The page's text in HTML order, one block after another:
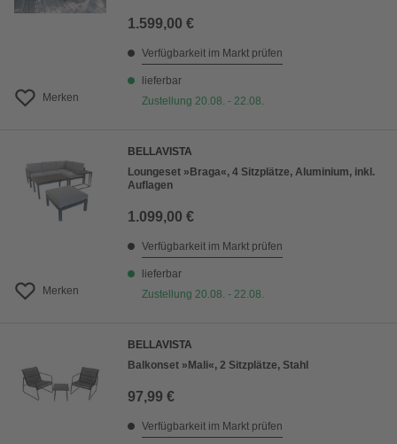
Merken
1.599,00 €
Verfügbarkeit im Markt prüfen
lieferbar
Zustellung 20.08. - 22.08.
Merken
BELLAVISTA
Loungeset »Braga«, 4 Sitzplätze, Aluminium, inkl.
Auflagen
1.099,00 €
Verfügbarkeit im Markt prüfen
lieferbar
Zustellung 20.08. - 22.08.
BELLAVISTA
Balkonset »Mali«, 2 Sitzplätze, Stahl
97,99 €
Verfügbarkeit im Markt prüfen